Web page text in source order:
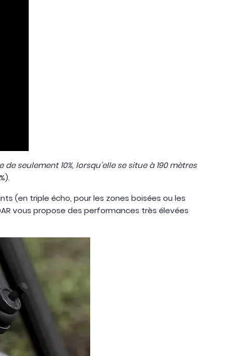
seulement 10%, lorsqu’elle se situe à 190 mètres
(en triple écho, pour les zones boisées ou les
vous propose des performances très élevées